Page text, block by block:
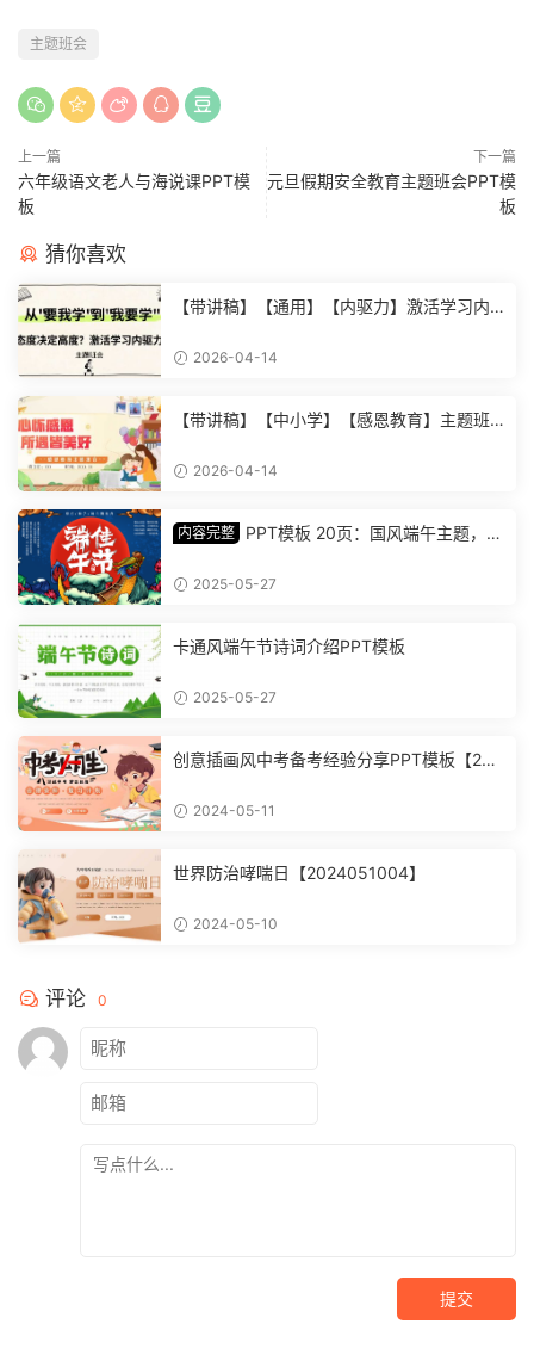
主题班会
上一篇
六年级语文老人与海说课PPT模
板
下一篇
元旦假期安全教育主题班会PPT模
板
猜你喜欢
【带讲稿】【通用】【内驱力】激活学习内
2026-04-14
【带讲稿】【中小学】【感恩教育】主题班
2026-04-14
内容完整
PPT模板 20页：国风端午主题，丰
278】2025-05-27
卡通风端午节诗词介绍PPT模板
2025-05-27
创意插画风中考备考经验分享PPT模板【202
2024-05-11
世界防治哮喘日【2024051004】
2024-05-10
评论 0
提交